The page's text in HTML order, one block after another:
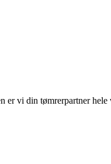
vi din tømrerpartner